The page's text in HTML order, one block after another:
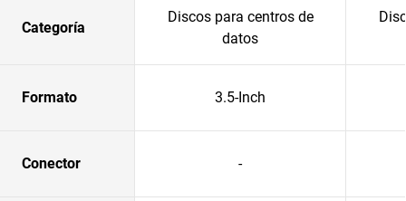
Categoría
Discos para centros de
datos
Formato 3.5-Inch
Conector -